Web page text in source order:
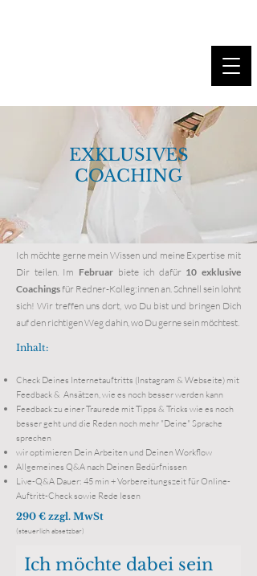
EXKLUSIVES
COACHING
Ich möchte gerne mein Wissen und meine Expertise mit
Dir teilen. Im Februarbiete ich dafür 10 exklusive
Coachingsfür Redner-Kolleg:innen an. Schnell sein lohnt
sich! Wir treffen uns dort, wo Du bist und bringen Dich
auf den richtigen Weg dahin, wo Du gerne sein möchtest.
Inhalt:
Check Deines Internetauftritts (Instagram & Webseite) mit
Feedback & Ansätzen, wie es noch besser werden kann
Feedback zu einer Traurede mit Tipps & Tricks wie es noch
besser geht und die Reden noch mehr "Deine" Sprache
sprechen
wir optimieren Dein Arbeiten und Deinen Workflow
Allgemeines Q&A nach Deinen Bedürfnissen
Live-Q&A Dauer: 45 min + Vorbereitungszeit für Online-
Auftritt-Check sowie Rede lesen
290 € zzgl. MwSt
(steuerlich absetzbar)
Ich möchte dabei sein